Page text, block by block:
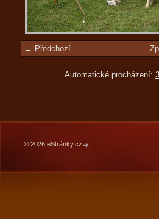
← Předchozí
Automatické procházení: 3
© 2026 eStránky.cz